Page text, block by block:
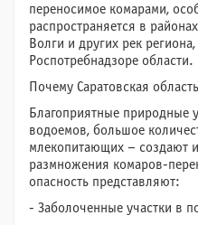
переносимое комарами,
распространяется в
Волги и других рек
Роспотребнадзоре области.
Почему Саратовская
Благоприятные природные
водоемов, большое
млекопитающих – создают
размножения комаров-
опасность представляют:
- Заболоченные участки в